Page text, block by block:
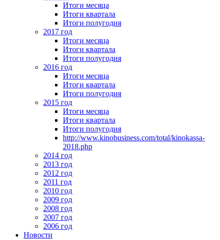
Итоги месяца
Итоги квартала
Итоги полугодия
2017 год
Итоги месяца
Итоги квартала
Итоги полугодия
2016 год
Итоги месяца
Итоги квартала
Итоги полугодия
2015 год
Итоги месяца
Итоги квартала
Итоги полугодия
http://www.kinobusiness.com/total/kinokassa-
2018.php
2014 год
2013 год
2012 год
2011 год
2010 год
2009 год
2008 год
2007 год
2006 год
Новости